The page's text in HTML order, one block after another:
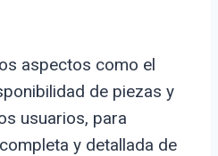
aspectos como el
de piezas y
usuarios, para
y detallada de